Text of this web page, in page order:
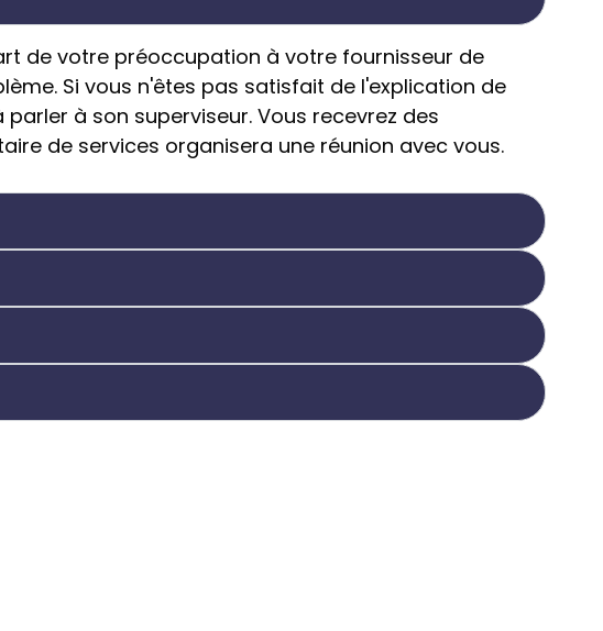
de votre préoccupation à votre fournisseur de
Si vous n'êtes pas satisfait de l'explication de
à son superviseur. Vous recevrez des
de services organisera une réunion avec vous.